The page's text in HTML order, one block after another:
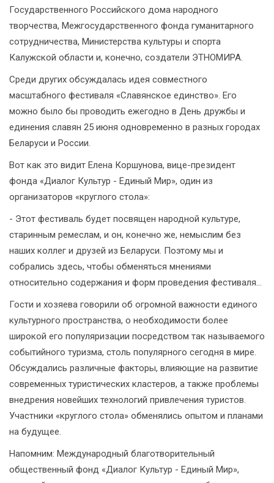
Государственного Российского дома народного
творчества, Межгосударственного фонда гуманитарного
сотрудничества, Министерства культуры и спорта
Калужской области и, конечно, создатели ЭТНОМИРА.
Среди других обсуждалась идея совместного
масштабного фестиваля «Славянское единство». Его
можно было бы проводить ежегодно в День дружбы и
единения славян 25 июня одновременно в разных городах
Беларуси и России.
Вот как это видит Елена Коршунова, вице-президент
фонда «Диалог Культур - Единый Мир», один из
организаторов «круглого стола»:
- Этот фестиваль будет посвящен народной культуре,
старинным ремеслам, и он, конечно же, немыслим без
наших коллег и друзей из Беларуси. Поэтому мы и
собрались здесь, чтобы обменяться мнениями
относительно содержания и форм проведения фестиваля...
Гости и хозяева говорили об огромной важности единого
культурного пространства, о необходимости более
широкой его популяризации посредством так называемого
событийного туризма, столь популярного сегодня в мире.
Обсуждались различные факторы, влияющие на развитие
современных туристических кластеров, а также проблемы
внедрения новейших технологий привлечения туристов.
Участники «круглого стола» обменялись опытом и планами
на будущее.
Напомним: Международный благотворительный
общественный фонд «Диалог Культур - Единый Мир»,